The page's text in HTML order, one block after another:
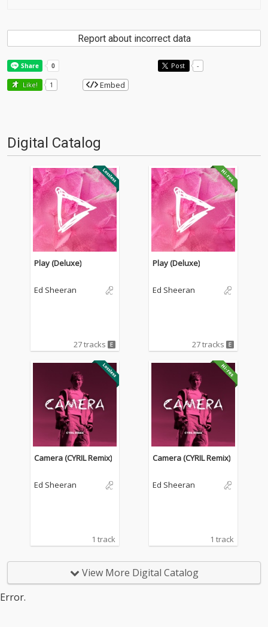
Report about incorrect data
Post -
Like! 1 Embed
Digital Catalog
Play (Deluxe)
Ed Sheeran
27 tracks
Play (Deluxe)
Ed Sheeran
27 tracks
Camera (CYRIL Remix)
Ed Sheeran
1 track
Camera (CYRIL Remix)
Ed Sheeran
1 track
View More Digital Catalog
Error.